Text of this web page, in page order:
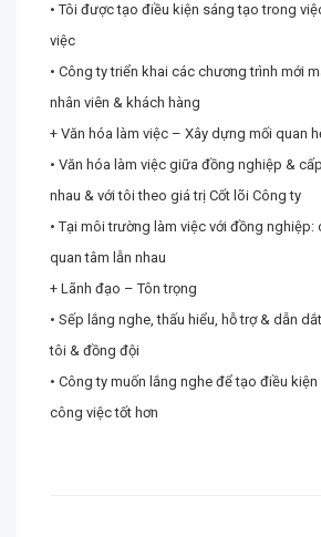
• Tôi được tạo điều kiện sáng tạo trong
việc
• Công ty triển khai các chương trình mới
nhân viên & khách hàng
+ Văn hóa làm việc – Xây dựng mối quan
• Văn hóa làm việc giữa đồng nghiệp &
nhau & với tôi theo giá trị Cốt lõi Công ty
• Tại môi trường làm việc với đồng nghiệp:
quan tâm lẫn nhau
+ Lãnh đạo – Tôn trọng
• Sếp lắng nghe, thấu hiểu, hỗ trợ & dẫn
tôi & đồng đội
• Công ty muốn lắng nghe để tạo điều
công việc tốt hơn